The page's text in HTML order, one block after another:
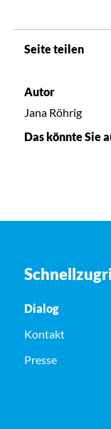
Seite teilen
Autor
Jana Röhrig
Das könnte Sie
Dialog
Kontakt
Presse